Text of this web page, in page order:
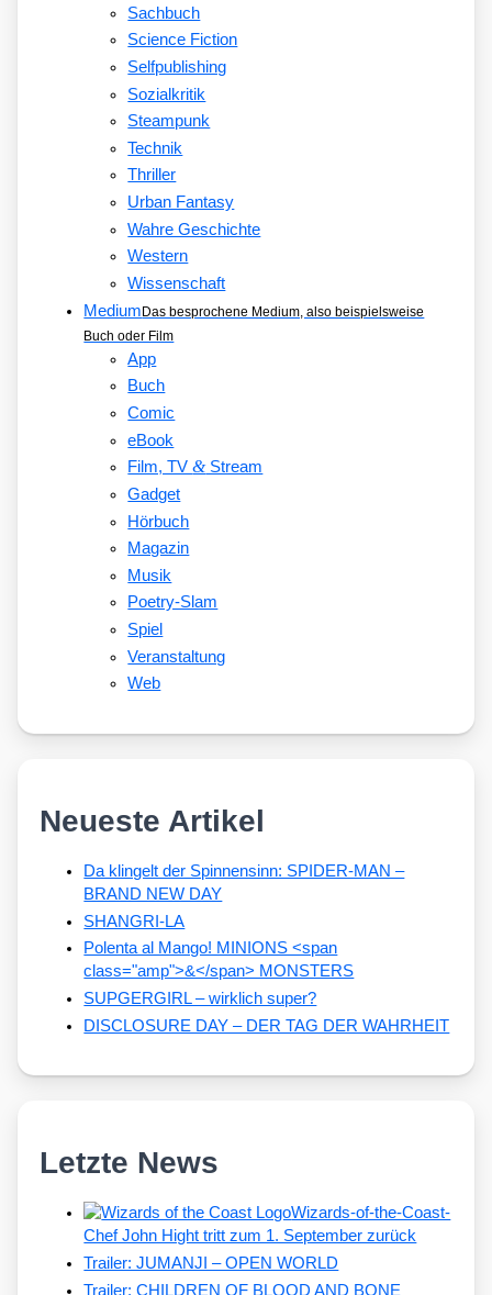
Sachbuch
Science Fiction
Selfpublishing
Sozialkritik
Steampunk
Technik
Thriller
Urban Fantasy
Wahre Geschichte
Western
Wissenschaft
MediumDas besprochene Medium, also beispielsweise
Buch oder Film
App
Buch
Comic
eBook
Film, TV&Stream
Gadget
Hörbuch
Magazin
Musik
Poetry-Slam
Spiel
Veranstaltung
Web
Neueste Artikel
Da klingelt der Spinnensinn: SPIDER-MAN –
BRAND NEW DAY
SHANGRI-LA
Polenta al Mango! MINIONS <span
class="amp">&</span> MONSTERS
SUPGERGIRL – wirklich super?
DISCLOSURE DAY – DER TAG DER WAHRHEIT
Letzte News
Wizards-of-the-Coast-
Chef John Hight tritt zum 1. September zurück
Trailer: JUMANJI – OPEN WORLD
Trailer: CHILDREN OF BLOOD AND BONE